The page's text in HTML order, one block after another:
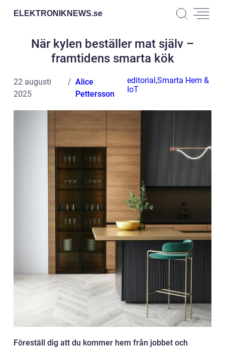
ELEKTRONIKNEWS.se
När kylen beställer mat själv –
framtidens smarta kök
22 augusti
2025
Alice
Pettersson
editorial,Smarta Hem &
IoT
Föreställ dig att du kommer hem från jobbet och